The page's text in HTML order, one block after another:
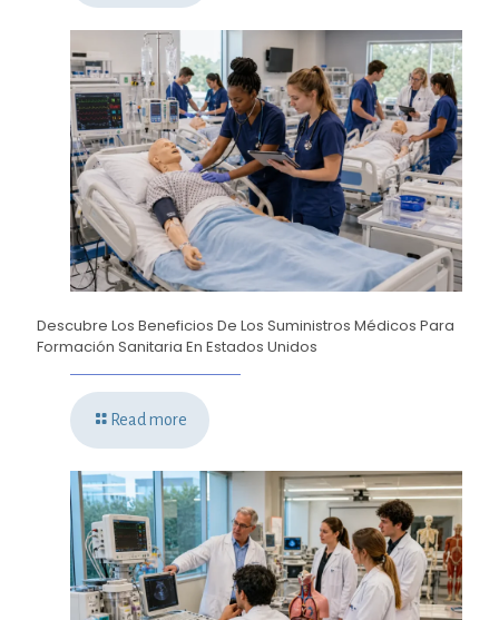
Descubre Los Beneficios De Los Suministros Médicos Para
Formación Sanitaria En Estados Unidos
Read more